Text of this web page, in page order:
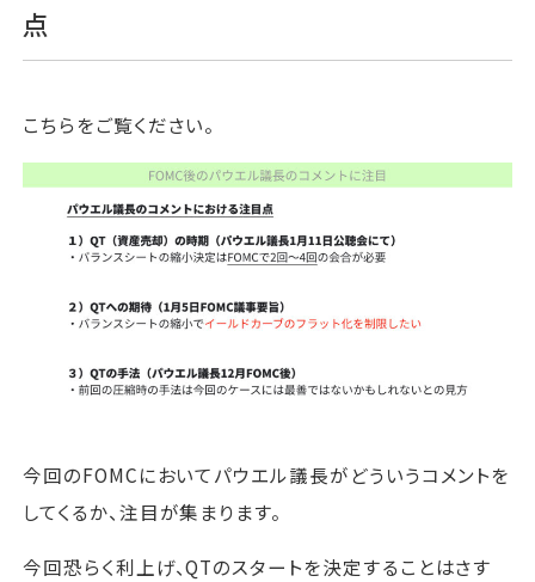
点
こちらをご覧ください。
今回のFOMCにおいてパウエル議長がどういうコメントを
してくるか、注目が集まります。
今回恐らく利上げ、QTのスタートを決定することはさす